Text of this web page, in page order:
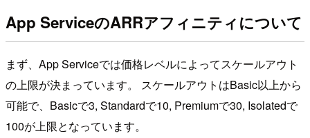
App ServiceのARRアフィニティについて
まず、App Serviceでは価格レベルによってスケールアウト
の上限が決まっています。 スケールアウトはBasic以上から
可能で、Basicで3, Standardで10, Premiumで30, Isolatedで
100が上限となっています。